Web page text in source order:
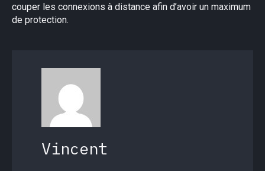
couper les connexions à distance afin d’avoir un maximum
de protection.
Vincent